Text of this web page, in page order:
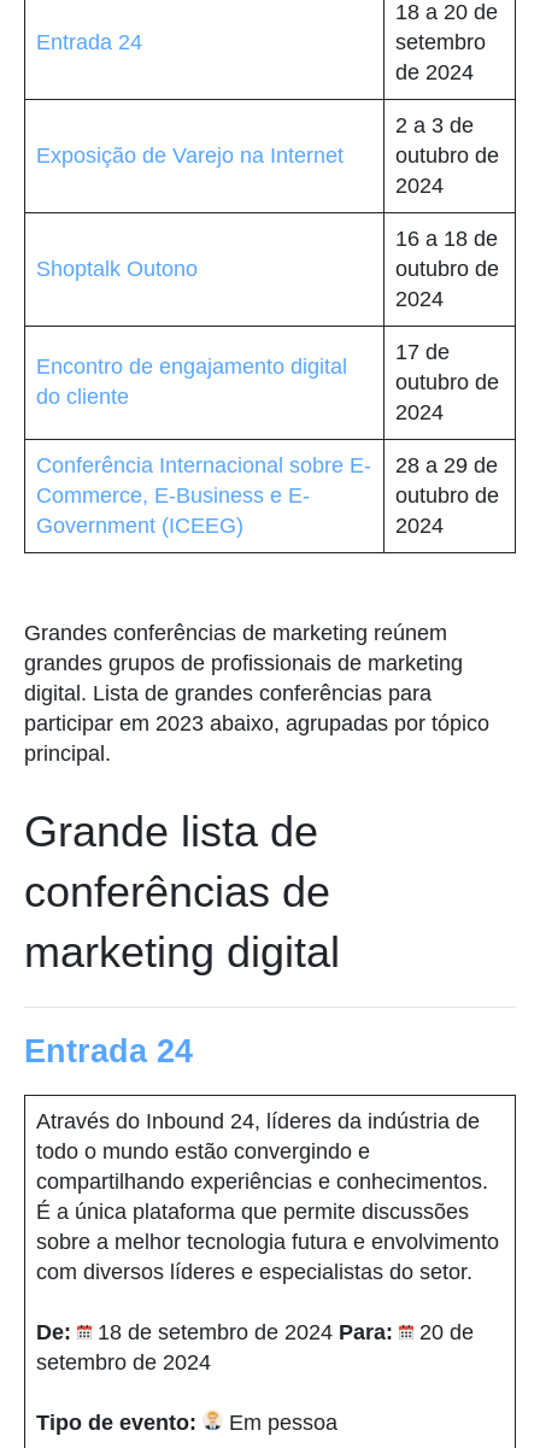
Entrada 24
18 a 20 de
setembro
de 2024
Exposição de Varejo na Internet
2 a 3 de
outubro de
2024
Shoptalk Outono
16 a 18 de
outubro de
2024
Encontro de engajamento digital
do cliente
17 de
outubro de
2024
Conferência Internacional sobre E-
Commerce, E-Business e E-
Government (ICEEG)
28 a 29 de
outubro de
2024
Grandes conferências de marketing reúnem
grandes grupos de profissionais de marketing
digital. Lista de grandes conferências para
participar em 2023 abaixo, agrupadas por tópico
principal.
Grande lista de
conferências de
marketing digital
Entrada 24
Através do Inbound 24, líderes da indústria de
todo o mundo estão convergindo e
compartilhando experiências e conhecimentos.
É a única plataforma que permite discussões
sobre a melhor tecnologia futura e envolvimento
com diversos líderes e especialistas do setor.
De: 18 de setembro de 2024 Para:
20 de
setembro de 2024
Tipo de evento: Em pessoa